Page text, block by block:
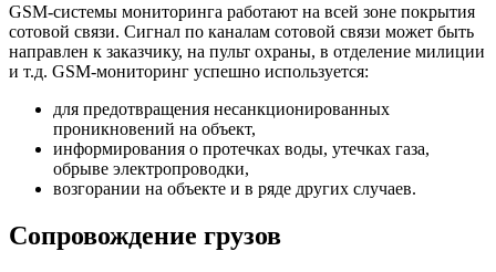
GSM-системы мониторинга работают на всей зоне покрытия
сотовой связи. Сигнал по каналам сотовой связи может быть
направлен к заказчику, на пульт охраны, в отделение милиции
и т.д. GSM-мониторинг успешно используется:
для предотвращения несанкционированных
проникновений на объект,
информирования о протечках воды, утечках газа,
обрыве электропроводки,
возгорании на объекте и в ряде других случаев.
Сопровождение грузов